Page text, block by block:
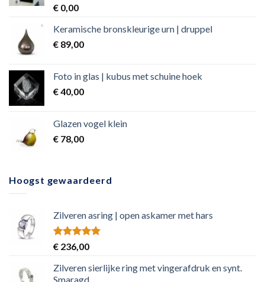
Rated
4.50
of 5
€ 0,00
Keramische bronskleurige urn | druppel
€ 89,00
Foto in glas | kubus met schuine hoek
€40,00
Glazen vogel klein
€ 78,00
Hoogst gewaardeerd
Zilveren asring | open askamer met hars
Rated5.00
out of 5
€ 236,00
Zilveren sierlijke ring met vingerafdruk en synt.
Smaragd